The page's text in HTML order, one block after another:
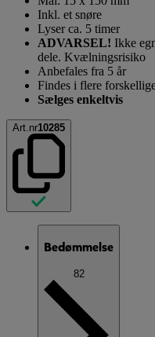
Inkl. et snøre
Lyser ca. 5 timer
ADVARSEL! Ikke
dele. Kvælningsrisiko
Anbefales fra 5 år
Findes i flere
Sælges enkeltvis
Art.nr10285
Bedømmelse
82